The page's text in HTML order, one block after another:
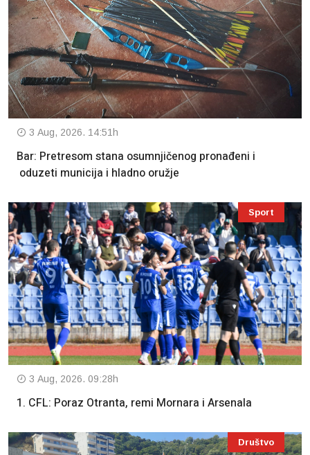
3 Aug, 2026. 14:51h
Bar: Pretresom stana osumnjičenog pronađeni i
oduzeti municija i hladno oružje
Sport
3 Aug, 2026. 09:28h
1. CFL: Poraz Otranta, remi Mornara i Arsenala
Društvo